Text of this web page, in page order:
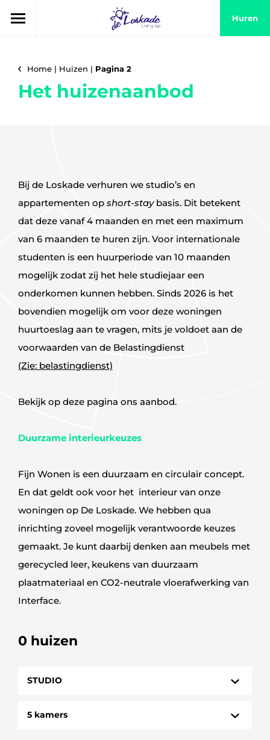
Huren
Home | Huizen | Pagina 2
Het huizenaanbod
Bij de Loskade verhuren we studio’s en
appartementen op short-staybasis. Dit betekent
dat deze vanaf 4 maanden en met een maximum
van 6 maanden te huren zijn. Voor internationale
studenten is een huurperiode van 10 maanden
mogelijk zodat zij het hele studiejaar een
onderkomen kunnen hebben. Sinds 2026 is het
bovendien mogelijk om voor deze woningen
huurtoeslag aan te vragen, mits je voldoet aan de
voorwaarden van de Belastingdienst
(Zie: belastingdienst)
Bekijk op deze pagina ons aanbod.
Duurzame interieurkeuzes
Fijn Wonen is een duurzaam en circulair concept.
En dat geldt ook voor het interieur van onze
woningen op De Loskade. We hebben qua
inrichting zoveel mogelijk verantwoorde keuzes
gemaakt. Je kunt daarbij denken aan meubels met
gerecycled leer, keukens van duurzaam
plaatmateriaal en CO2-neutrale vloerafwerking van
Interface.
0 huizen
STUDIO
HUIZEN
5 kamers